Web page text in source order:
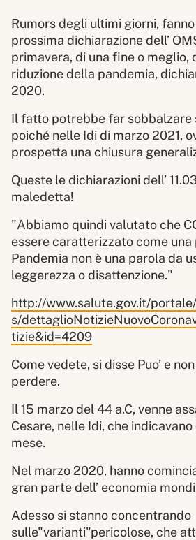
Rumors degli ultimi giorni,
prossima dichiarazione dell’
primavera, di una fine o meglio,
riduzione della pandemia,
2020.
Il fatto potrebbe far sobbalzare
poiché nelle Idi di marzo 2021,
prospetta una chiusura
Queste le dichiarazioni dell’
maledetta!
"Abbiamo quindi valutato che
essere caratterizzato come una
Pandemia non è una parola da
leggerezza o disattenzione."
http://www.salute.gov.it/
s/
tizie&id=4209
Come vedete, si disse Puo’ e
perdere.
Il 15 marzo del 44 a.C, venne
Cesare, nelle Idi, che
mese.
Nel marzo 2020, hanno
gran parte dell’ economia
Adesso si stanno concentrando
sulle"varianti"pericolose, che